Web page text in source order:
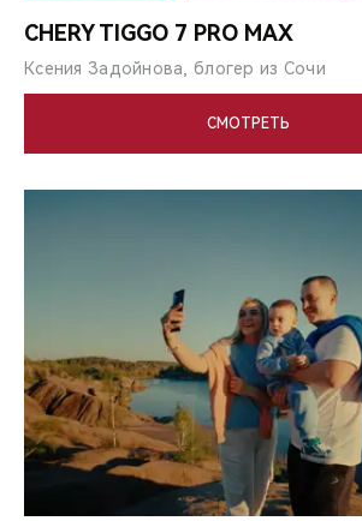
CHERY TIGGO 7 PRO MAX
Ксения Задойнова, блогер из Сочи
СМОТРЕТЬ